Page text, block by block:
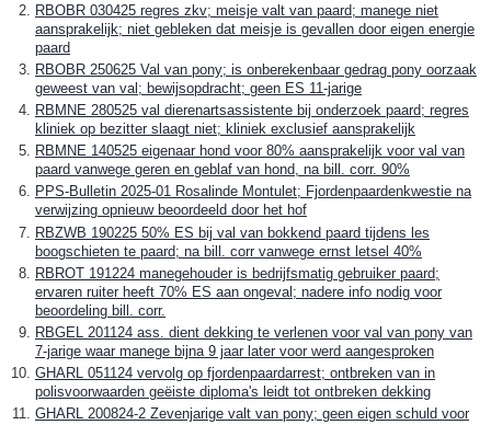
RBOBR 030425 regres zkv; meisje valt van paard; manege niet
aansprakelijk; niet gebleken dat meisje is gevallen door eigen energie
paard
RBOBR 250625 Val van pony; is onberekenbaar gedrag pony oorzaak
geweest van val; bewijsopdracht; geen ES 11-jarige
RBMNE 280525 val dierenartsassistente bij onderzoek paard; regres
kliniek op bezitter slaagt niet; kliniek exclusief aansprakelijk
RBMNE 140525 eigenaar hond voor 80% aansprakelijk voor val van
paard vanwege geren en geblaf van hond, na bill. corr. 90%
PPS-Bulletin 2025-01 Rosalinde Montulet; Fjordenpaardenkwestie na
verwijzing opnieuw beoordeeld door het hof
RBZWB 190225 50% ES bij val van bokkend paard tijdens les
boogschieten te paard; na bill. corr vanwege ernst letsel 40%
RBROT 191224 manegehouder is bedrijfsmatig gebruiker paard;
ervaren ruiter heeft 70% ES aan ongeval; nadere info nodig voor
beoordeling bill. corr.
RBGEL 201124 ass. dient dekking te verlenen voor val van pony van
7-jarige waar manege bijna 9 jaar later voor werd aangesproken
GHARL 051124 vervolg op fjordenpaardarrest; ontbreken van in
polisvoorwaarden geëiste diploma's leidt tot ontbreken dekking
GHARL 200824-2 Zevenjarige valt van pony; geen eigen schuld voor